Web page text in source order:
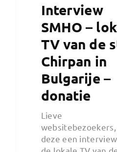
Interview
SMHO –
TV van de
Chirpan in
Bulgarije –
donatie
Lieve
websitebezoekers,
deze een